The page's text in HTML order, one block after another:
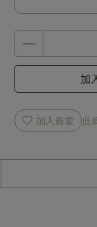
加
加入最愛 此